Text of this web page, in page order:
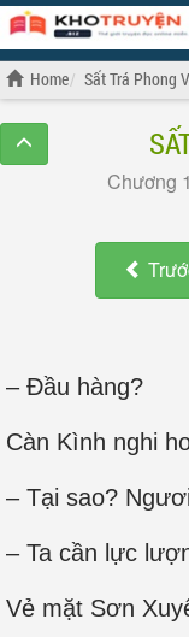
Home Sất Trá Phong
Chương
– Đầu hàng?
Càn Kình nghi
– Tại sao?
– Ta cần lực
Vẻ mặt Sơn